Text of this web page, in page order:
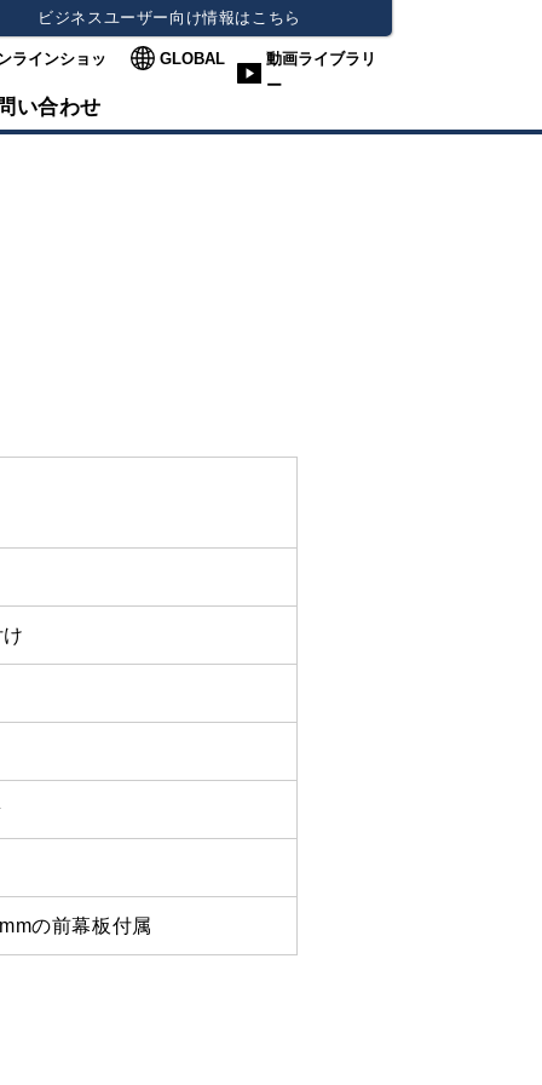
ビジネスユーザー向け情報はこちら
ラインショッ GLOBAL
動画ライブラリ
ー
い合わせ
の前幕板付属